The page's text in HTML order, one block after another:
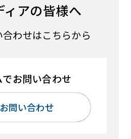
ィアの皆様へ
わせはこちらから
お問い合わせ
お問い合わせ